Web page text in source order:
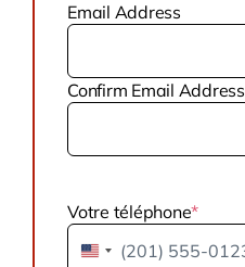
Email Address
Confirm Email Address
Votre téléphone*
États-